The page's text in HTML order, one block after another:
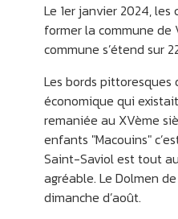
Le 1er janvier 2024,
former la commune de
commune s’étend sur
Les bords pittoresques
économique qui
remaniée au XVème
enfants "Macouins"
Saint-Saviol est tout
agréable. Le Dolmen
dimanche d’août.